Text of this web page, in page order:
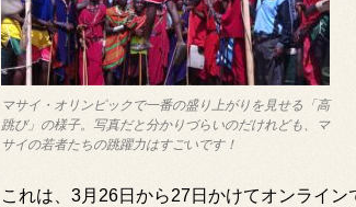
マサイ・オリンピックで一番の盛り上がりを見せる「高
跳び」の様子。写真だと分かりづらいのだけれども、マ
サイの若者たちの跳躍力はすごいです！
これは、3月26日から27日かけてオンライ